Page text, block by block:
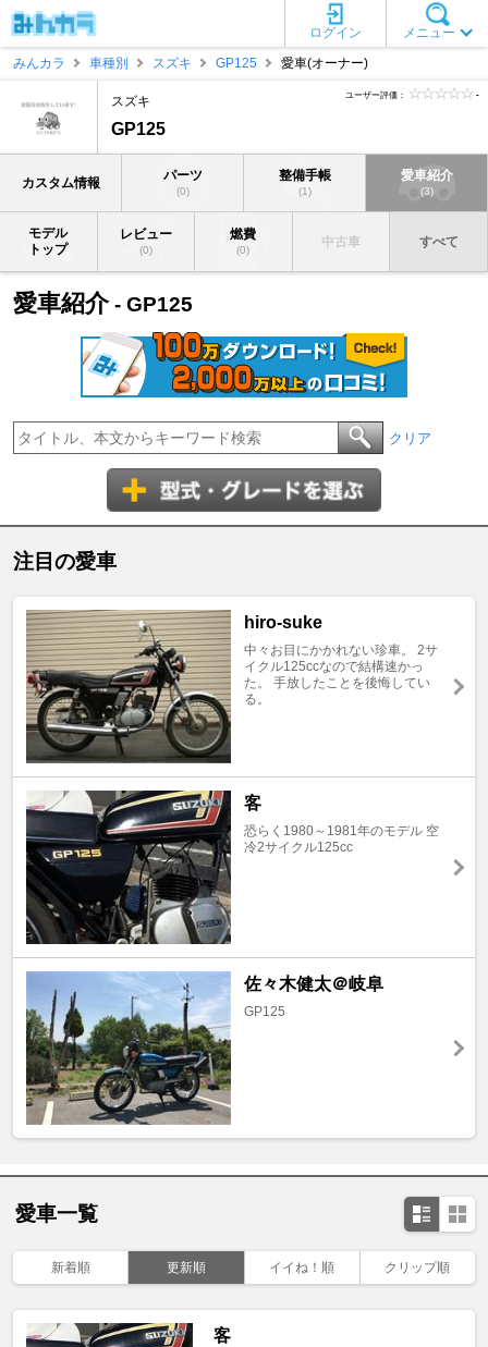
メニュー
ログイン
みんカラ
車種別 スズキ GP125 愛車(オーナー)
スズキ
GP125
ユーザー評価： -
カスタム情報 パーツ
(0)
整備手帳
(1)
愛車紹介
(3)
モデル
トップ
レビュー
(0)
燃費
(0)
中古車 すべて
愛車紹介- GP125
クリア
注目の愛車
hiro-suke
中々お目にかかれない珍車。 2サ
イクル125ccなので結構速かっ
た。 手放したことを後悔してい
る。
客
恐らく1980～1981年のモデル 空
冷2サイクル125cc
佐々木健太＠岐阜
GP125
愛車一覧
新着順 更新順 イイね！順 クリップ順
客